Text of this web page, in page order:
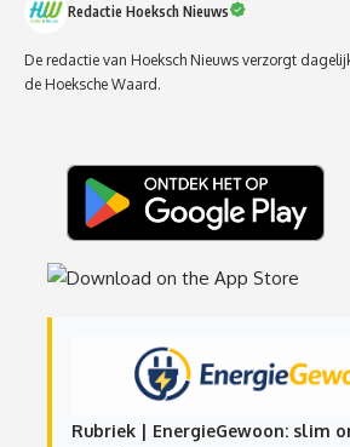
Redactie Hoeksch Nieuws
De redactie van Hoeksch Nieuws verzorgt
de Hoeksche Waard.
Rubriek | EnergieGewoon: slim